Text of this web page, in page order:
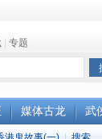
专题
媒体古龙 武